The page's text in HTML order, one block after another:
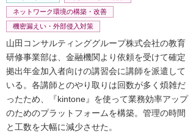
ネットワーク環境の構築・改善
機密漏えい・外部侵入対策
山田コンサルティンググループ株式会社の教育
研修事業部は、金融機関より依頼を受けて確定
拠出年金加入者向けの講習会に講師を派遣して
いる。各講師とのやり取りは回数が多く煩雑だ
ったため、『kintone』を使って業務効率アップ
のためのプラットフォームを構築。管理の時間
と工数を大幅に減少させた。